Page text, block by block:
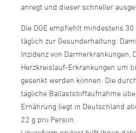
anregt und dieser schneller
Die DGE empfiehlt mindestens
täglich zur Gesunderhaltung.
Inzidenz von Darmerkrankungen,
Herzkreislauf-Erkrankungen um
gesenkt werden können. Die
tägliche Ballaststoffaufnahme
Ernährung liegt in Deutschland
22 g pro Person.